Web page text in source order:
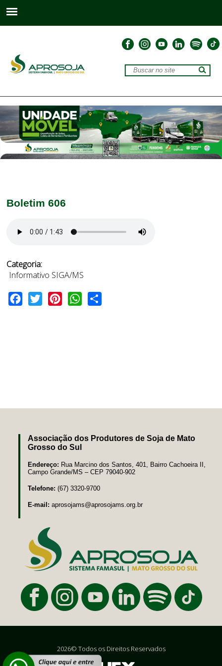
Boletim 606
Categoria:
Informativo SIGA/MS
Facebook
Twitter PinterestWhatsApp
Associação dos Produtores de Soja de Mato
Grosso do Sul
Endereço: Rua Marcino dos Santos, 401, Bairro Cachoeira II,
Campo Grande/MS – CEP 79040-902
Telefone: (67) 3320-9700
E-mail: aprosojams@aprosojams.org.br
2026© Todos os Direitos Reservados